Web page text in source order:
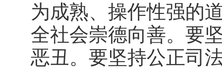
为成熟、操作性强的
全社会崇德向善。要
恶丑。要坚持公正司